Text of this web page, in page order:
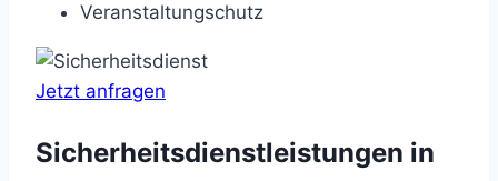
Veranstaltungschutz
Jetzt anfragen
Sicherheitsdienstleistungen in